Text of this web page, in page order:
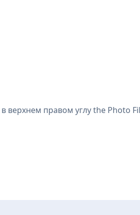
в верхнем правом углу the Photo